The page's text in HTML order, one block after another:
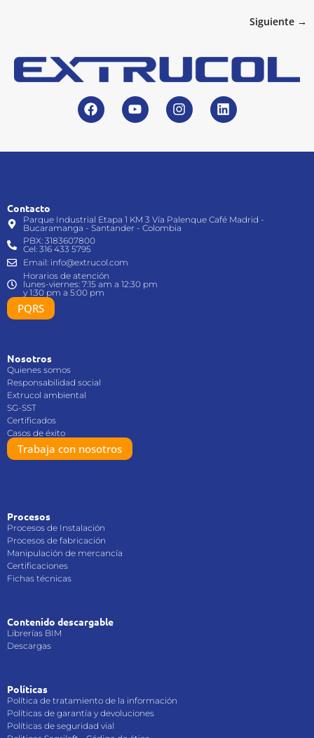
Siguiente →
Contacto
Parque Industrial Etapa 1 KM 3 Vía Palenque Café Madrid -
Bucaramanga - Santander - Colombia
PBX: 3183607800
Cel: 316 433 5795
Email: info@extrucol.com
Horarios de atención
lunes-viernes: 7:15 am a 12:30 pm
y 1:30 pm a 5:00 pm
PQRS
Nosotros
Quienes somos
Responsabilidad social
Extrucol ambiental
SG-SST
Certificados
Casos de éxito
Trabaja con nosotros
Procesos
Procesos de Instalación
Procesos de fabricación
Manipulación de mercancía
Certificaciones
Fichas técnicas
Contenido descargable
Librerías BIM
Descargas
Políticas
Política de tratamiento de la información
Políticas de garantía y devoluciones
Políticas de seguridad vial